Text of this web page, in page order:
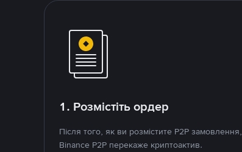
1. Розмістіть ордер
Після того, як ви розмістите P2P замовлення,
Binance P2P перекаже криптоактив.